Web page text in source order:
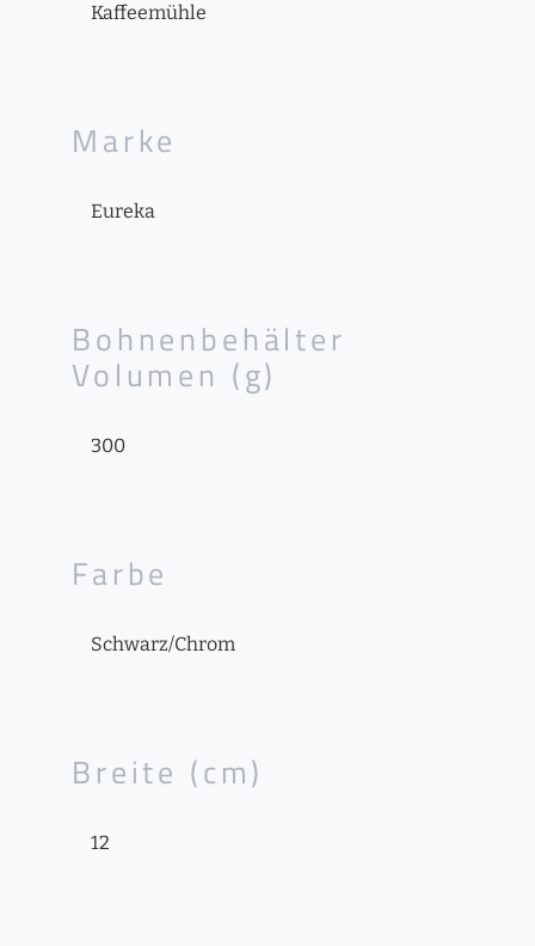
Kaffeemühle
Marke
Eureka
Bohnenbehälter
Volumen (g)
300
Farbe
Schwarz/Chrom
Breite (cm)
12